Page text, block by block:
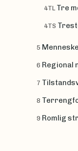
4TL Tre
4TS
5
6 Regional
7
8
9 Romlig